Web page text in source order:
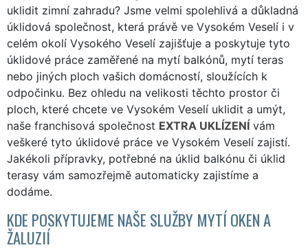
uklidit zimní zahradu? Jsme velmi spolehlivá a důkladná
úklidová společnost, která právě ve Vysokém Veselí i v
celém okolí Vysokého Veselí zajišťuje a poskytuje tyto
úklidové práce zaměřené na mytí balkónů, mytí teras
nebo jiných ploch vašich domácností, sloužících k
odpočinku. Bez ohledu na velikosti těchto prostor či
ploch, které chcete ve Vysokém Veselí uklidit a umýt,
naše franchisová společnost EXTRA UKLÍZENÍ vám
veškeré tyto úklidové práce ve Vysokém Veselí zajistí.
Jakékoli přípravky, potřebné na úklid balkónu či úklid
terasy vám samozřejmě automaticky zajistíme a
dodáme.
KDE POSKYTUJEME NAŠE SLUŽBY MYTÍ OKEN A
ŽALUZIÍ